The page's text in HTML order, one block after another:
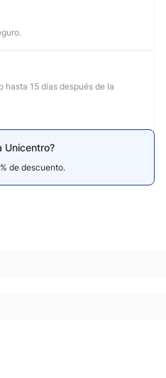
hasta 15 días después de la
Unicentro?
de descuento.